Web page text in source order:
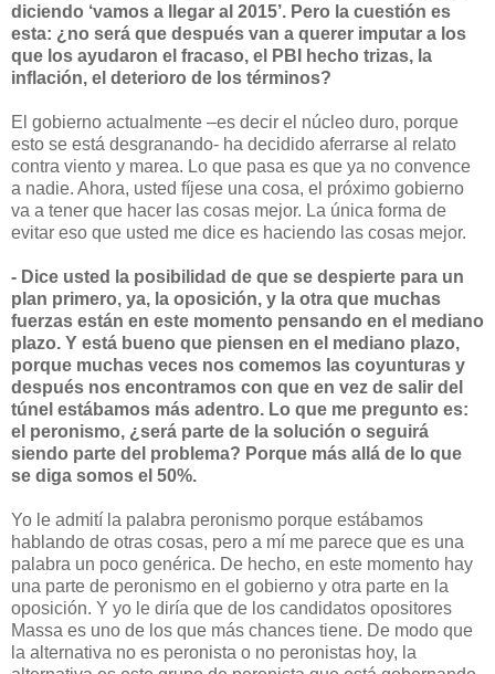
diciendo ‘vamos a llegar al 2015’. Pero la cuestión es
esta: ¿no será que después van a querer imputar a los
que los ayudaron el fracaso, el PBI hecho trizas, la
inflación, el deterioro de los términos?
El gobierno actualmente –es decir el núcleo duro, porque
esto se está desgranando- ha decidido aferrarse al relato
contra viento y marea. Lo que pasa es que ya no convence
a nadie. Ahora, usted fíjese una cosa, el próximo gobierno
va a tener que hacer las cosas mejor. La única forma de
evitar eso que usted me dice es haciendo las cosas mejor.
- Dice usted la posibilidad de que se despierte para un
plan primero, ya, la oposición, y la otra que muchas
fuerzas están en este momento pensando en el mediano
plazo. Y está bueno que piensen en el mediano plazo,
porque muchas veces nos comemos las coyunturas y
después nos encontramos con que en vez de salir del
túnel estábamos más adentro. Lo que me pregunto es:
el peronismo, ¿será parte de la solución o seguirá
siendo parte del problema? Porque más allá de lo que
se diga somos el 50%.
Yo le admití la palabra peronismo porque estábamos
hablando de otras cosas, pero a mí me parece que es una
palabra un poco genérica. De hecho, en este momento hay
una parte de peronismo en el gobierno y otra parte en la
oposición. Y yo le diría que de los candidatos opositores
Massa es uno de los que más chances tiene. De modo que
la alternativa no es peronista o no peronistas hoy, la